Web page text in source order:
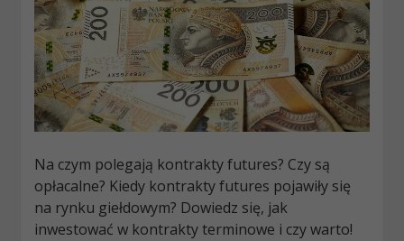
Na czym polegają kontrakty futures? Czy są
opłacalne? Kiedy kontrakty futures pojawiły się
na rynku giełdowym? Dowiedz się, jak
inwestować w kontrakty terminowe i czy warto!